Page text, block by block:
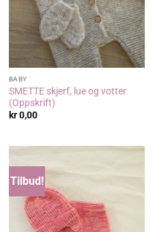
BABY
SMETTE skjerf, lue og votter
(Oppskrift)
kr0,00
Tilbud!